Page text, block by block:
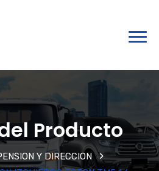
Producto
Y DIRECCION